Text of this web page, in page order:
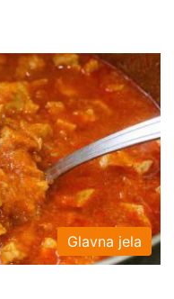
Glavna jela